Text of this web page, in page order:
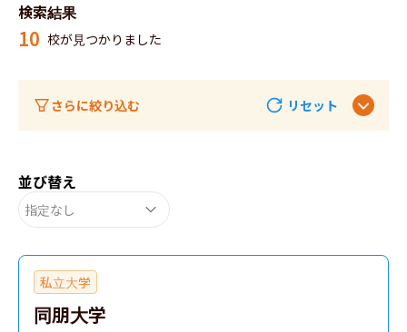
検索結果
10 校が見つかりました
さらに絞り込む リセット
並び替え
指定なし
私立大学
同朋大学